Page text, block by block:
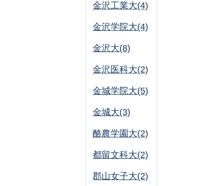
金沢工業大(4)
金沢学院大(4)
金沢大(8)
金沢医科大(2)
金城学院大(5)
金城大(3)
酪農学園大(2)
都留文科大(2)
郡山女子大(2)